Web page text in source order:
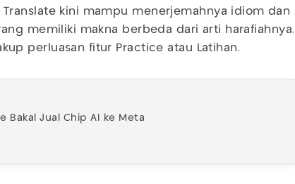
Translate kini mampu menerjemahnya idiom dan
memiliki makna berbeda dari arti harafiahnya.
perluasan fitur Practice atau Latihan.
Bakal Jual Chip AI ke Meta